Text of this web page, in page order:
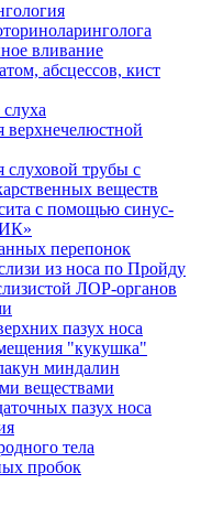
вливание
абсцессов, кист
верхнечелюстной
слуховой трубы с
веществ
с помощью синус-
перепонок
из носа по Пройду
ЛОР-органов
пазух носа
"кукушка"
миндалин
веществами
пазух носа
тела
пробок